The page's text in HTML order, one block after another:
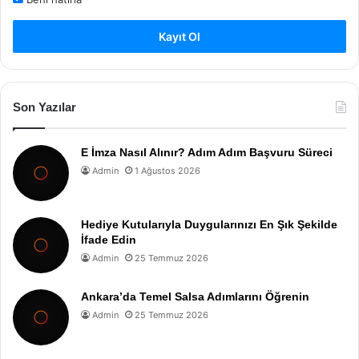
Kayıt Ol
Son Yazılar
E İmza Nasıl Alınır? Adım Adım Başvuru Süreci
Admin 1 Ağustos 2026
Hediye Kutularıyla Duygularınızı En Şık Şekilde
İfade Edin
Admin 25 Temmuz 2026
Ankara’da Temel Salsa Adımlarını Öğrenin
Admin 25 Temmuz 2026